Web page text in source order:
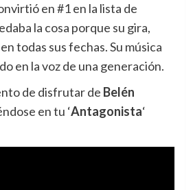
en #1 en la lista de
la cosa porque su gira,
todas sus fechas. Su música
en la voz de una generación.
de disfrutar de Belén
en tu ‘Antagonista‘